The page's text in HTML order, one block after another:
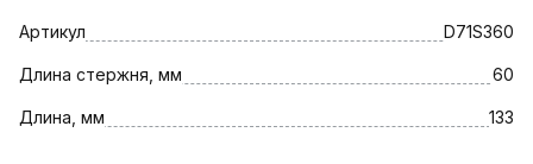
Артикул D71S360
Длина стержня, мм 60
Длина, мм 133